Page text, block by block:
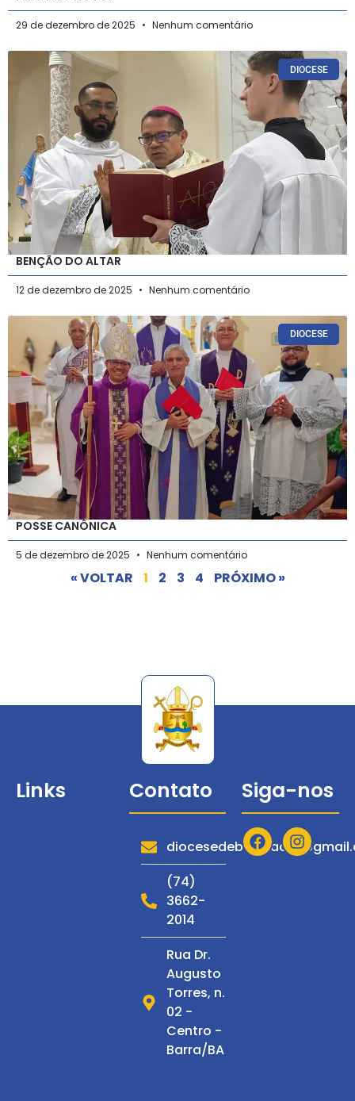
29 de dezembro de 2025 Nenhum comentário
DIOCESE
BENÇÃO DO ALTAR
12 de dezembro de 2025 Nenhum comentário
DIOCESE
POSSE CANÔNICA
5 de dezembro de 2025 Nenhum comentário
« VOLTAR 1 2 3 4 PRÓXIMO »
Links
Serviços
Notícias
Espiritualidade
Multimídia
Espiritualidade
S. Francisco
Contato
(74)
3662-
2014
Rua Dr.
Augusto
Torres, n.
02 -
Centro -
Barra/BA
Siga-nos